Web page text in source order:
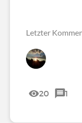
Letzter
20 1